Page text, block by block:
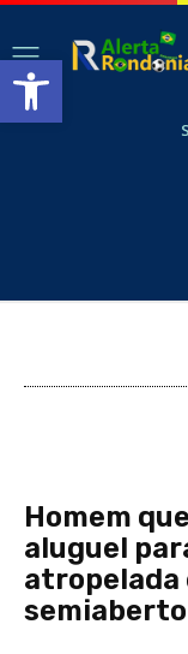
Abrir a barra de
Homem
aluguel
atropelada
semiaberto